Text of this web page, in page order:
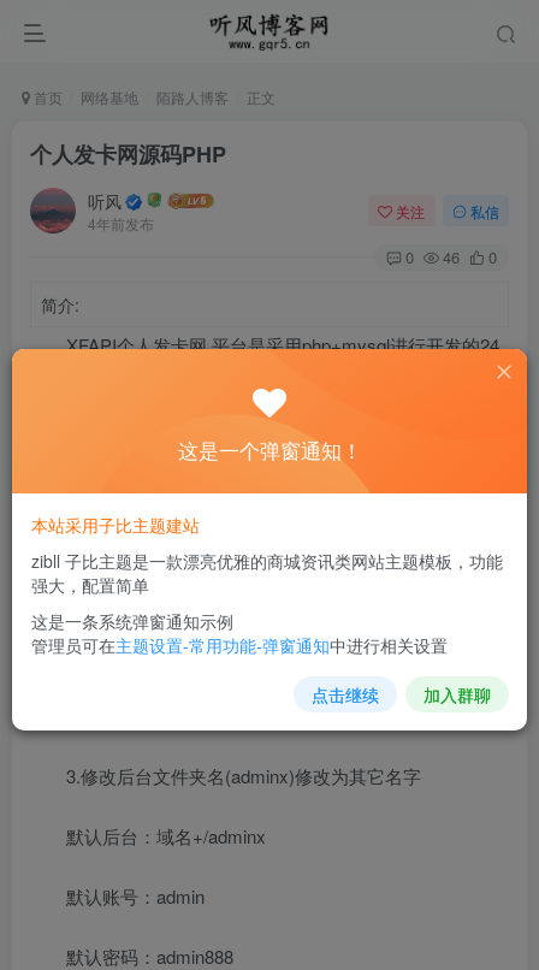
首页 网络基地 陌路人博客 正文
个人发卡网源码PHP
听风
4年前发布
关注 私信
0 46 0
简介:
XFAPI个人发卡网 平台是采用php+mysql进行开发的24
重点是站长收款账号无需签约，无需企业认证无需费
率，直接入账！安全稳定。避免第三方黑单或跑路！
1.上传网站，访问安装网站域名即可完成安装！ （PHP
版本 => 7.0）无需邮件提醒的用户直接修改配置文件即可 <
7.0 安装！
3.修改后台文件夹名(adminx)修改为其它名字
默认后台：域名+/adminx
默认账号：admin
默认密码：admin888
这是一个弹窗通知！
本站采用子比主题建站
zibll 子比主题是一款漂亮优雅的商城资讯类网站主题模板，功能
强大，配置简单
这是一条系统弹窗通知示例
管理员可在主题设置-常用功能-弹窗通知中进行相关设置
点击继续 加入群聊